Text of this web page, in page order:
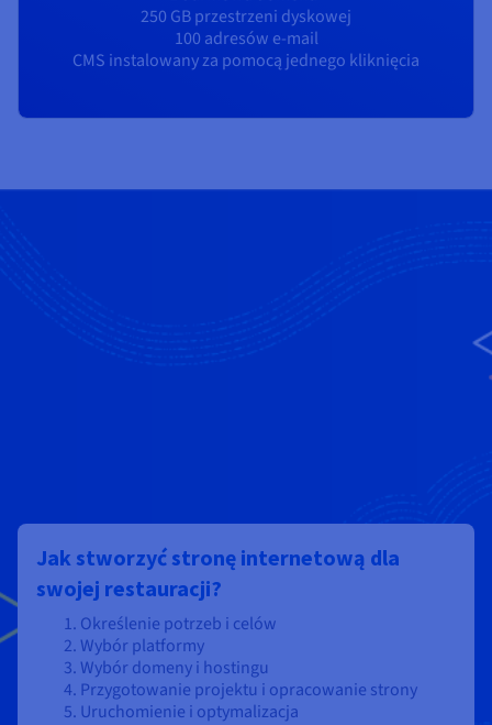
250 GB przestrzeni dyskowej
100 adresów e-mail
CMS instalowany za pomocą jednego kliknięcia
Jak stworzyć stronę internetową dla
swojej restauracji?
Określenie potrzeb i celów
Wybór platformy
Wybór domeny i hostingu
Przygotowanie projektu i opracowanie strony
Uruchomienie i optymalizacja